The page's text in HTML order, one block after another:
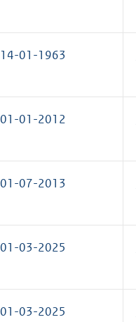
14-01-1963
01-01-2012
01-07-2013
01-03-2025
01-03-2025